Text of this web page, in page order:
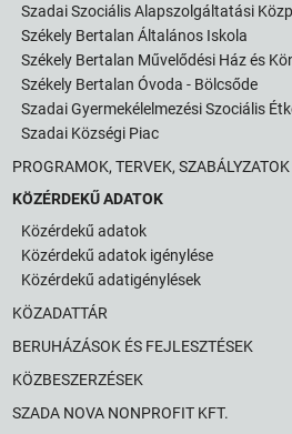
Szadai Szociális Alapszolgáltatási
Székely Bertalan Általános Iskola
Székely Bertalan Művelődési Ház és
Székely Bertalan Óvoda - Bölcsőde
Szadai Gyermekélelmezési Szociális
Szadai Községi Piac
PROGRAMOK, TERVEK, SZABÁLYZATOK
KÖZÉRDEKŰ ADATOK
Közérdekű adatok
Közérdekű adatok igénylése
Közérdekű adatigénylések
KÖZADATTÁR
BERUHÁZÁSOK ÉS FEJLESZTÉSEK
KÖZBESZERZÉSEK
SZADA NOVA NONPROFIT KFT.